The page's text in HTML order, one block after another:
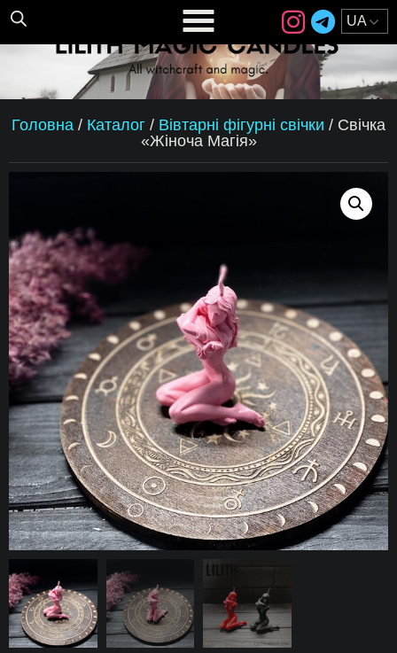
Головна / Каталог / Вівтарні фігурні свічки / Свічка
«Жіноча Магія»